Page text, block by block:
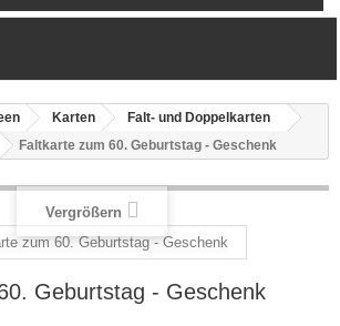
Karten
Falt- und Doppelkarten
Faltkarte zum 60. Geburtstag - Geschenk
Vergrößern
Geburtstag - Geschenk